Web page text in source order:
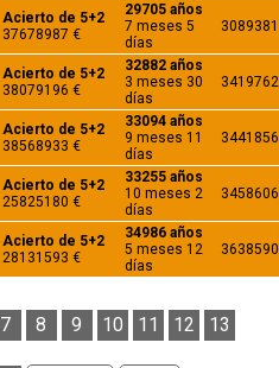
Acierto de 5+2
37678987 €
29705 años
7 meses 5
días
3089381
Acierto de 5+2
38079196 €
32882 años
3 meses 30
días
3419762
Acierto de 5+2
38568933 €
33094 años
9 meses 11
días
3441856
Acierto de 5+2
25825180 €
33255 años
10 meses 2
días
3458606
Acierto de 5+2
28131593 €
34986 años
5 meses 12
días
3638590
7 8 9 10 11 12 13